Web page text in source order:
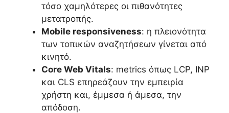
τόσο χαμηλότερες οι πιθανότητες
μετατροπής.
Mobile responsiveness: η πλειονότητα
των τοπικών αναζητήσεων γίνεται από
κινητό.
Core Web Vitals: metrics όπως LCP, INP
και CLS επηρεάζουν την εμπειρία
χρήστη και, έμμεσα ή άμεσα, την
απόδοση.